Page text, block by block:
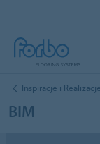
Inspiracje i Realizacje
BIM